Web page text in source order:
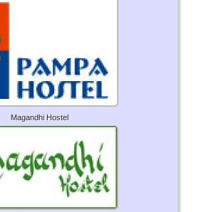
Magandhi Hostel